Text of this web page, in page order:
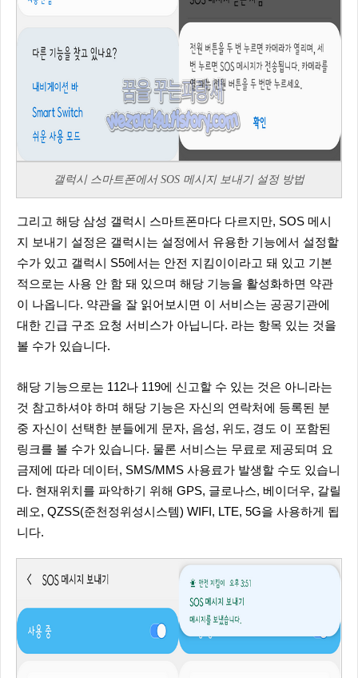
갤럭시 스마트폰에서 SOS 메시지 보내기 설정 방법
그리고 해당 삼성 갤럭시 스마트폰마다 다르지만, SOS 메시
지 보내기 설정은 갤럭시는 설정에서 유용한 기능에서 설정할
수가 있고 갤럭시 S5에서는 안전 지킴이이라고 돼 있고 기본
적으로는 사용 안 함 돼 있으며 해당 기능을 활성화하면 약관
이 나옵니다. 약관을 잘 읽어보시면 이 서비스는 공공기관에
대한 긴급 구조 요청 서비스가 아닙니다. 라는 항목 있는 것을
볼 수가 있습니다.
해당 기능으로는 112나 119에 신고할 수 있는 것은 아니라는
것 참고하셔야 하며 해당 기능은 자신의 연락처에 등록된 분
중 자신이 선택한 분들에게 문자, 음성, 위도, 경도 이 포함된
링크를 볼 수가 있습니다. 물론 서비스는 무료로 제공되며 요
금제에 따라 데이터, SMS/MMS 사용료가 발생할 수도 있습니
다. 현재위치를 파악하기 위해 GPS, 글로나스, 베이더우, 갈릴
레오, QZSS(준천정위성시스템) WIFI, LTE, 5G을 사용하게 됩
니다.